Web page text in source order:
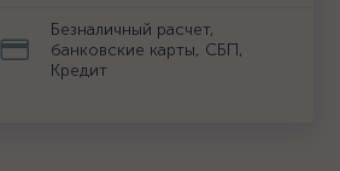
Безналичный расчет,
банковские карты, СБП,
Кредит